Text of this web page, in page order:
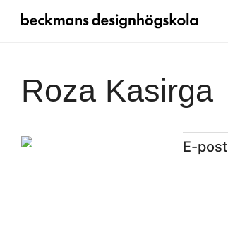
Roza Kasirga
E-post